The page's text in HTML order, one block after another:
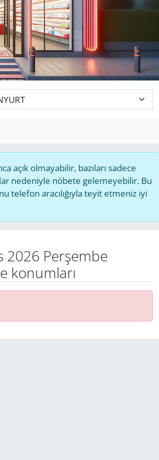
açık olmayabilir, bazıları sadece
nedeniyle nöbete gelemeyebilir. Bu
telefon aracılığıyla teyit etmeniz iyi
2026 Perşembe
konumları